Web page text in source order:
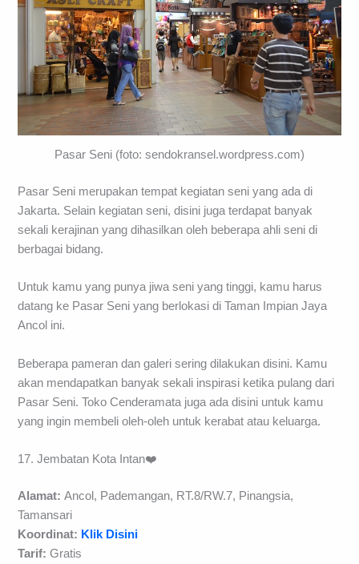
Pasar Seni (foto: sendokransel.wordpress.com)
Pasar Seni merupakan tempat kegiatan seni yang ada di
Jakarta. Selain kegiatan seni, disini juga terdapat banyak
sekali kerajinan yang dihasilkan oleh beberapa ahli seni di
berbagai bidang.
Untuk kamu yang punya jiwa seni yang tinggi, kamu harus
datang ke Pasar Seni yang berlokasi di Taman Impian Jaya
Ancol ini.
Beberapa pameran dan galeri sering dilakukan disini. Kamu
akan mendapatkan banyak sekali inspirasi ketika pulang dari
Pasar Seni. Toko Cenderamata juga ada disini untuk kamu
yang ingin membeli oleh-oleh untuk kerabat atau keluarga.
17. Jembatan Kota Intan❤️
Alamat:Ancol, Pademangan, RT.8/RW.7, Pinangsia,
Tamansari
Koordinat: Klik Disini
Tarif:Gratis